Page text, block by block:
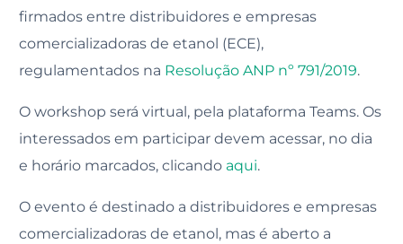
firmados entre distribuidores e empresas
comercializadoras de etanol (ECE),
regulamentados na Resolução ANP nº 791/2019.
O workshop será virtual, pela plataforma Teams. Os
interessados em participar devem acessar, no dia
e horário marcados, clicando aqui.
O evento é destinado a distribuidores e empresas
comercializadoras de etanol, mas é aberto a